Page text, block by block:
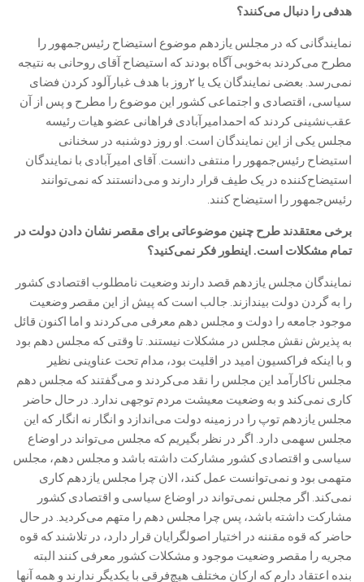
هدفی را دنبال می‌کنند؟
‎نمایندگانی که در مجلس یازدهم موضوع استیضاح رئیس‌جمهور را
مطرح می‌کردند به‌خوبی آگاه بودند که استیضاح آقای روحانی به نتیجه
نمی‌رسد. بعضی نمایندگان یک یا ۲روز با هدف غبارآلود کردن فضای
سیاسی، اقتصادی و اجتماعی کشور این موضوع را مطرح و پس از آن
عقب‌نشینی کردند که احمدامیرآبادی فراهانی عضو هیات رئیسه
مجلس یکی از این نمایندگان است. او روز دوشنبه در سخنانی
استیضاح رئیس‌جمهور را منتفی دانست. آقای امیرآبادی با نمایندگان
استیضاح‌کننده در یک طیف قرار دارند و می‌دانستند که نمی‌توانند
رئیس‌‌جمهور را استیضاح کنند.
برخی معتقدند طرح چنین موضوعاتی برای مقصر نشان دادن دولت در
تمام مشکلات است. اینطور فکر نمی‌کنید؟
‎نمایندگان مجلس یازدهم قصد دارند وضعیت نامطلوب اقتصادی کشور
را به گردن دولت بیندازند. جالب است که پیش از این مقصر وضعیت
موجود جامعه را دولت و مجلس دهم معرفی می‌کردند و اما اکنون قائل
به پذیرش نقش مجلس در مشکلات نیستند. تا وقتی که مجلس دهم بود
و با اینکه فراکسیون امید در اقلیت بود، مدام تحت عناوینی نظیر
مجلس ناکارآمد این مجلس را نقد می‌کردند و می‌گفتند که مجلس دهم
کاری نمی‌کند و به وضعیت معیشت مردم توجهی ندارد. در حال حاضر
مجلس یازدهم توپ را در زمینه دولت می‌اندازد و انگار نه انگار که این
مجلس سهمی دارد. اگر در نظر بگیریم که مجلس می‌تواند در اوضاع
سیاسی و اقتصادی کشور مشارکت داشته باشد و مجلس دهم، مجلس
متهمی بود و نمی‌توانست عمل کند، الان چرا مجلس یازدهم کاری
نمی‌کند. اگر مجلس نمی‌تواند در اوضاع سیاسی و اقتصادی کشور
مشارکت داشته باشد، پس چرا مجلس دهم را متهم می‌کردید. در حال
حاضر که قوه مقننه در اختیار اصولگرایان قرار دارد، در تلاشند که قوه
مجریه را مقصر وضعیت موجود و مشکلات کشور معرفی کنند البته
بنده اعتقاد دارم که ارکان مختلف هیچ‌فرقی با یکدیگر ندارند و همه آنها